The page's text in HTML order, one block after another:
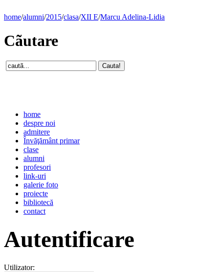
home/alumni/2015/clasa/XII E/Marcu Adelina-Lidia
Cãutare
home
despre noi
admitere
Învăţământ primar
clase
alumni
profesori
link-uri
galerie foto
proiecte
bibliotecă
contact
Autentificare
Utilizator: